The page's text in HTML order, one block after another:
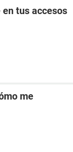
tus accesos
me